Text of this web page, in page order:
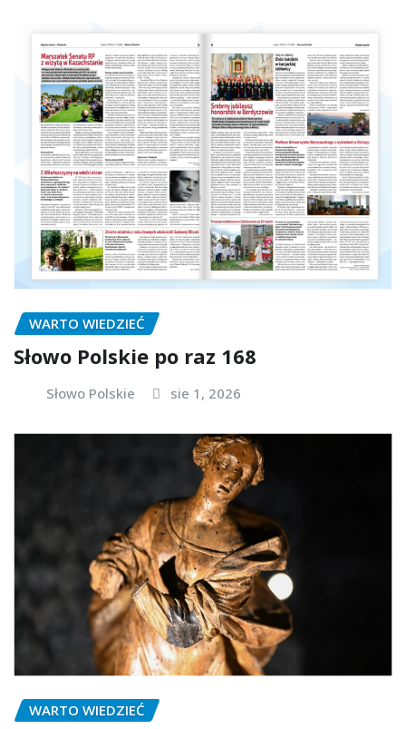
WARTO WIEDZIEĆ
Słowo Polskie po raz 168
Słowo Polskie sie 1, 2026
WARTO WIEDZIEĆ